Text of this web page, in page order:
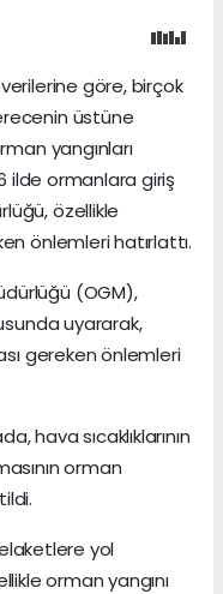
göre, birçok
üstüne
yangınları
ilde ormanlara giriş
özellikle
önlemleri hatırlattı.
(OGM),
uyararak,
gereken önlemleri
hava sıcaklıklarının
orman
yol
orman yangını